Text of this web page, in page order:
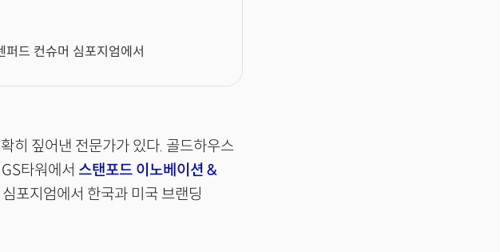
퍼드 컨슈머 심포지엄에서
히 짚어낸 전문가가 있다. 골드하우스
타워에서 스탠포드 이노베이션 &
포지엄에서 한국과 미국 브랜딩